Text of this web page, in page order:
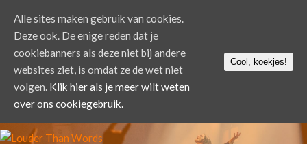
Alle sites maken gebruik van cookies.
Deze ook. De enige reden dat je
cookiebanners als deze niet bij andere
websites ziet, is omdat ze de wet niet
volgen. Klik hier als je meer wilt weten
over ons cookiegebruik.
Cool, koekjes!